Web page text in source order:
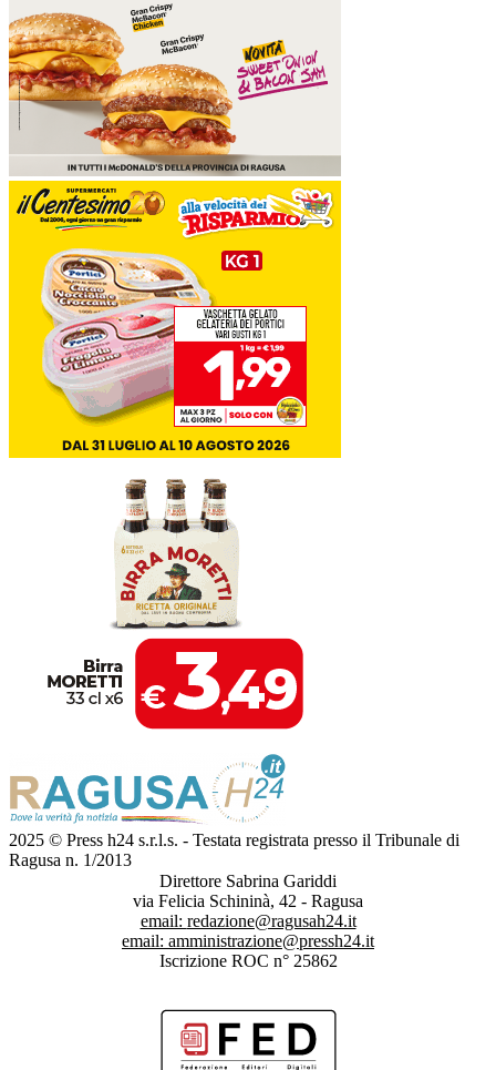
2025 © Press h24 s.r.l.s. - Testata registrata presso il Tribunale di
Ragusa n. 1/2013
Direttore Sabrina Gariddi
via Felicia Schininà, 42 - Ragusa
email: redazione@ragusah24.it
email: amministrazione@pressh24.it
Iscrizione ROC n° 25862